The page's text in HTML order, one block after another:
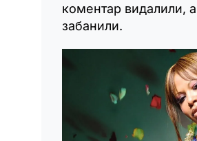
коментар видалили, а
забанили.